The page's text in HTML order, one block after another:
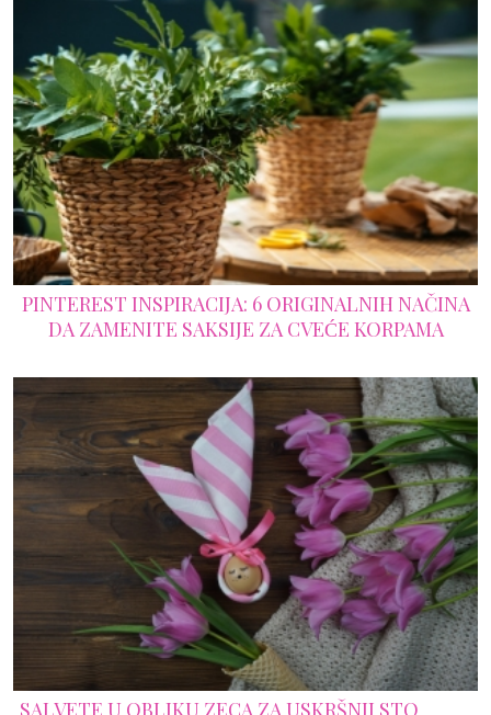
PINTEREST INSPIRACIJA: 6 ORIGINALNIH NAČINA
DA ZAMENITE SAKSIJE ZA CVEĆE KORPAMA
SALVETE U OBLIKU ZECA ZA USKRŠNJI STO